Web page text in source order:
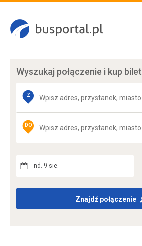
Wyszukaj połączenie i kup bilet
Z
DO
nd. 9 sie.
Znajdź połączenie